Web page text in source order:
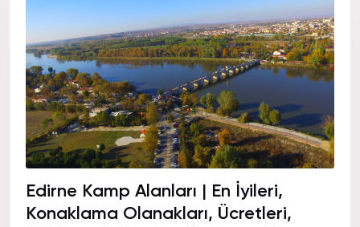
Edirne Kamp Alanları | En İyileri,
Konaklama Olanakları, Ücretleri,